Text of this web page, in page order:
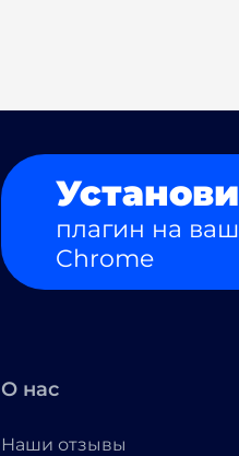
Установи
плагин на ваш
Chrome
О нас
Наши отзывы